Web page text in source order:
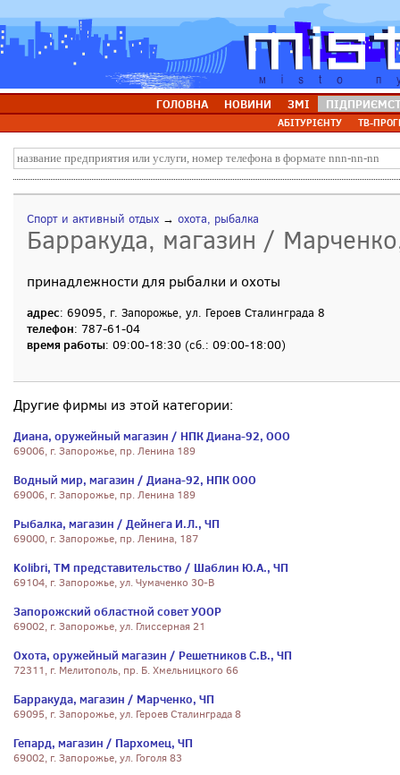
ГОЛОВНА НОВИНИ ЗМІ
АБІТУРІЄНТУ ТВ-
Спорт и активный отдых → охота, рыбалка
Барракуда, магазин /
принадлежности для рыбалки и охоты
адрес: 69095, г. Запорожье, ул. Героев Сталинграда 8
телефон: 787-61-04
время работы: 09:00-18:30 (сб.: 09:00-18:00)
Другие фирмы из этой категории:
Диана, оружейный магазин / НПК Диана-92, ООО
69006, г. Запорожье, пр. Ленина 189
Водный мир, магазин / Диана-92, НПК ООО
69006, г. Запорожье, пр. Ленина 189
Рыбалка, магазин / Дейнега И.Л., ЧП
69000, г. Запорожье, пр. Ленина, 187
Kolibri, ТМ представительство / Шаблин Ю.А., ЧП
69104, г. Запорожье, ул. Чумаченко 30-В
Запорожский областной совет УООР
69002, г. Запорожье, ул. Глиссерная 21
Охота, оружейный магазин / Решетников С.В., ЧП
72311, г. Мелитополь, пр. Б. Хмельницкого 66
Барракуда, магазин / Марченко, ЧП
69095, г. Запорожье, ул. Героев Сталинграда 8
Гепард, магазин / Пархомец, ЧП
69002, г. Запорожье, ул. Гоголя 83